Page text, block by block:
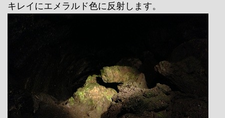
キレイにエメラルド色に反射します。